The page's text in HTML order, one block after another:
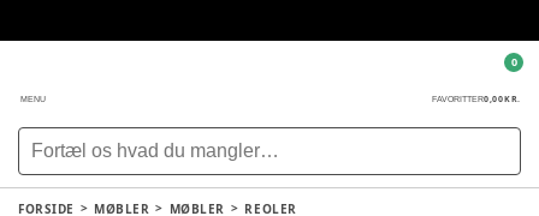
MENU FAVORITTER0,00 KR.
0
FORSIDE MØBLER MØBLER REOLER